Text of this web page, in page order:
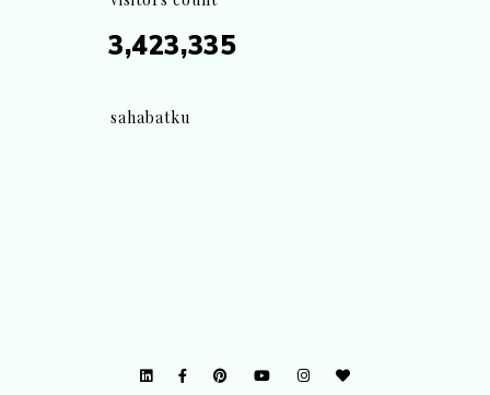
3,423,335
sahabatku